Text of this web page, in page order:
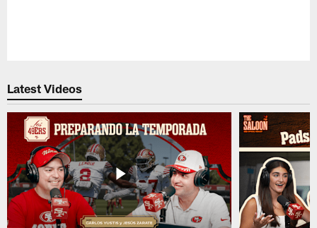
Latest Videos